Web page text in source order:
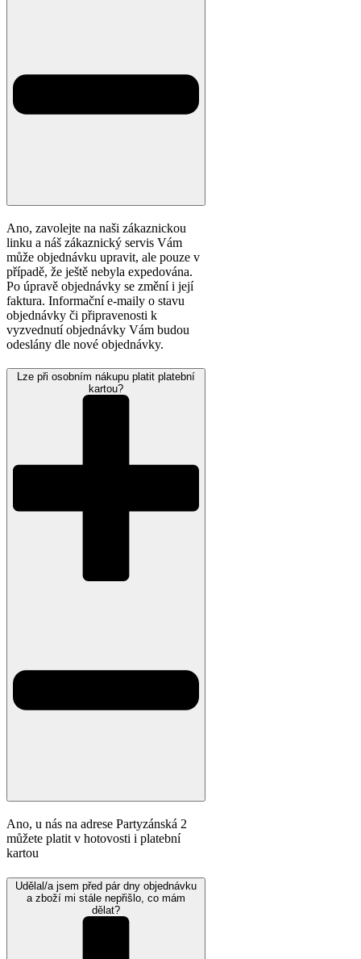
Ano, zavolejte na naši zákaznickou
linku a náš zákaznický servis Vám
může objednávku upravit, ale pouze v
případě, že ještě nebyla expedována.
Po úpravě objednávky se změní i její
faktura. Informační e-maily o stavu
objednávky či připravenosti k
vyzvednutí objednávky Vám budou
odeslány dle nové objednávky.
Lze při osobním nákupu platit platební
kartou?
Ano, u nás na adrese Partyzánská 2
můžete platit v hotovosti i platební
kartou
Udělal/a jsem před pár dny objednávku
a zboží mi stále nepřišlo, co mám
dělat?